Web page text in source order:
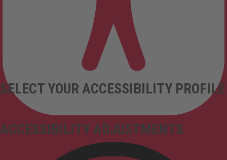
ACCESSIBILITY ADJUSTMENTS
SELECT YOUR ACCESSIBILITY PROFILE